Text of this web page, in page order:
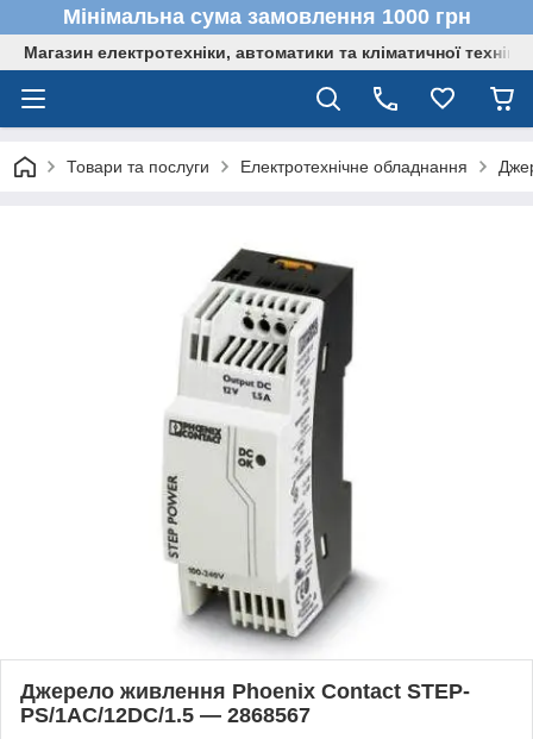
Мінімальна сума замовлення 1000 грн
Магазин електротехніки, автоматики та кліматичної техніки
Товари та послуги Електротехнічне обладнання
Джерело живлення Phoenix Contact STEP-
PS/1AC/12DC/1.5 — 2868567